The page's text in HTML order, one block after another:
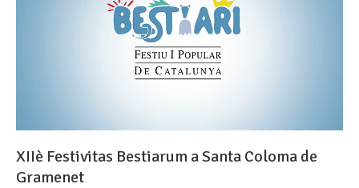
XIIè Festivitas Bestiarum a Santa Coloma de
Gramenet